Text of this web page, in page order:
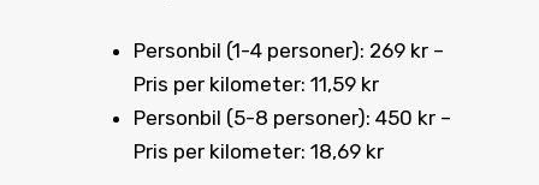
Personbil (1-4 personer): 269 kr –
Pris per kilometer: 11,59 kr
Personbil (5-8 personer): 450 kr –
Pris per kilometer: 18,69 kr